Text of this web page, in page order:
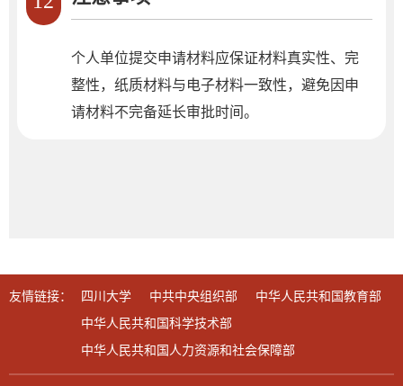
个人单位提交申请材料应保证材料真实性、完
整性，纸质材料与电子材料一致性，避免因申
请材料不完备延长审批时间。
友情链接： 四川大学 中共中央组织部
中华人民共和国教育部
中华人民共和国科学技术部
中华人民共和国人力资源和社会保障部